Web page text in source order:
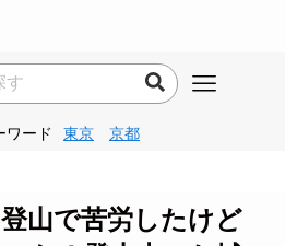
ワード 東京 京都
山で苦労したけど